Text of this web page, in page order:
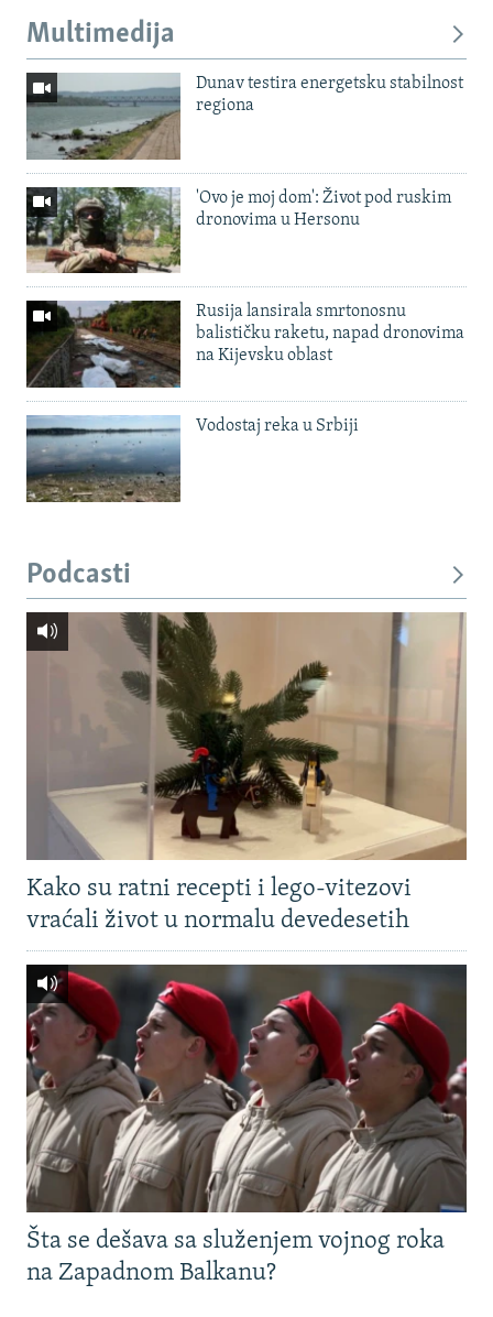
Multimedija
Dunav testira energetsku stabilnost
regiona
'Ovo je moj dom': Život pod ruskim
dronovima u Hersonu
Rusija lansirala smrtonosnu
balističku raketu, napad dronovima
na Kijevsku oblast
Vodostaj reka u Srbiji
Podcasti
Kako su ratni recepti i lego-vitezovi
vraćali život u normalu devedesetih
Šta se dešava sa služenjem vojnog roka
na Zapadnom Balkanu?